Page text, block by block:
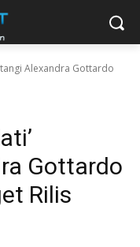
Alexandra Gottardo
Gottardo
Rilis